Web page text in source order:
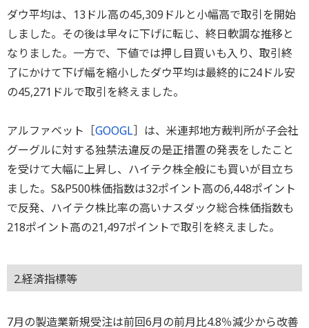
ダウ平均は、13ドル高の45,309ドルと小幅高で取引を開始
しました。その後は早々に下げに転じ、終日軟調な推移と
なりました。一方で、下値では押し目買いも入り、取引終
了にかけて下げ幅を縮小したダウ平均は最終的に24ドル安
の45,271ドルで取引を終えました。
アルファベット［GOOGL］は、米連邦地方裁判所が子会社
グーグルに対する独禁法違反の是正措置の発表をしたこと
を受けて大幅に上昇し、ハイテク株全般にも買いが目立ち
ました。S&P500株価指数は32ポイント高の6,448ポイント
で反発、ハイテク株比率の高いナスダック総合株価指数も
218ポイント高の21,497ポイントで取引を終えました。
2.経済指標等
7月の製造業新規受注は前回6月の前月比4.8％減少から改善